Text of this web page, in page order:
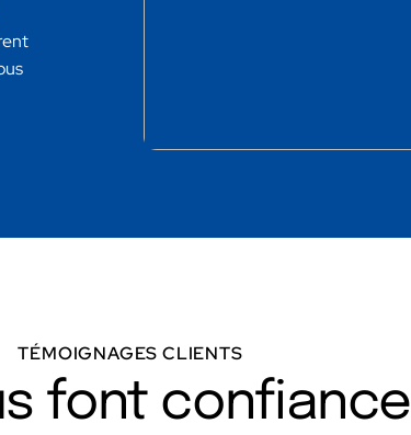
TÉMOIGNAGES CLIENTS
font confiance